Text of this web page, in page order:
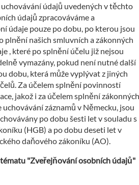
údajů uvedených v těchto
údajů zpracováváme a
údaje pouze po dobu, po kterou jsou
plnění našich smluvních a zákonných
, které po splnění účelu již nejsou
vymazány, pokud není nutné další
dobu, která může vyplývat z jiných
Za účelem splnění povinností
jakož i za účelem splnění zákonných
záznamů v Německu, jsou
po dobu šesti let v souladu s
(HGB) a po dobu deseti let v
daňového zákoníku (AO).
"Zveřejňování osobních údajů"